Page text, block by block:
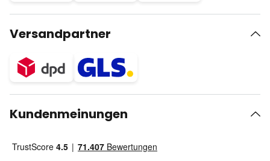
Versandpartner
Kundenmeinungen